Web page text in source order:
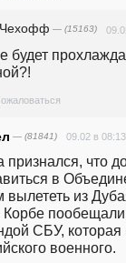
— (15163)
будет
— (81841) 09.02 в 08:13
признался, что
в
вылететь из
Корбе
СБУ, которая
военного.